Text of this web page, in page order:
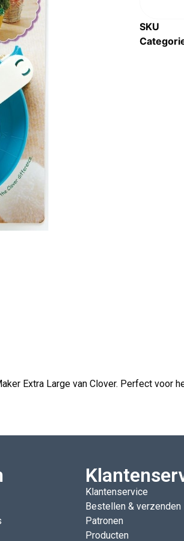
SKU
Extra Large van Clover. Perfect voor
Klantenservice
Bestellen & verzenden
Patronen
Producten